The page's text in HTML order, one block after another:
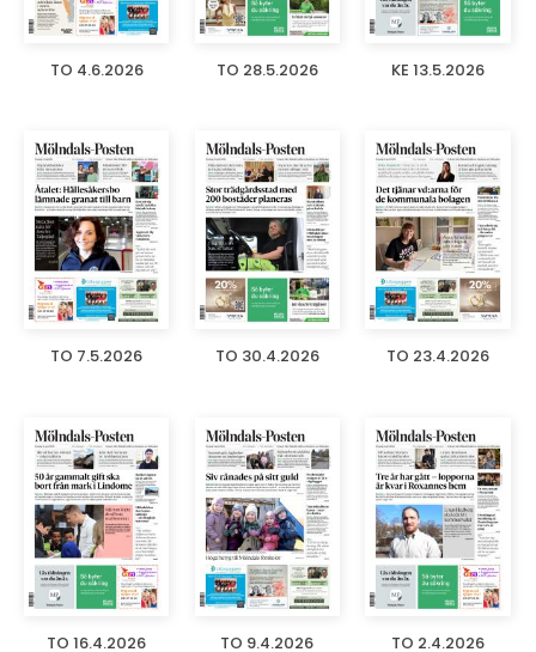
TO 4.6.2026 TO 28.5.2026 KE 13.5.2026
TO 7.5.2026 TO 30.4.2026 TO 23.4.2026
TO 16.4.2026 TO 9.4.2026 TO 2.4.2026